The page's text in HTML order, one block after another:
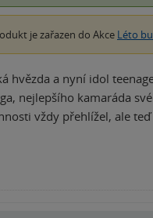
je zařazen do Akce Léto
hvězda a nyní idol
nejlepšího kamaráda
vždy přehlížel, ale